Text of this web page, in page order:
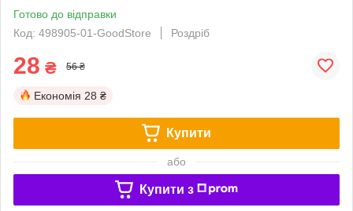
Готово до відправки
Код: 498905-01-GoodStore
Роздріб
28 ₴ 56 ₴
Економія 28 ₴
Купити
або
Купити з